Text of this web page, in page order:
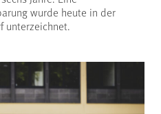
wurde heute in der
unterzeichnet.